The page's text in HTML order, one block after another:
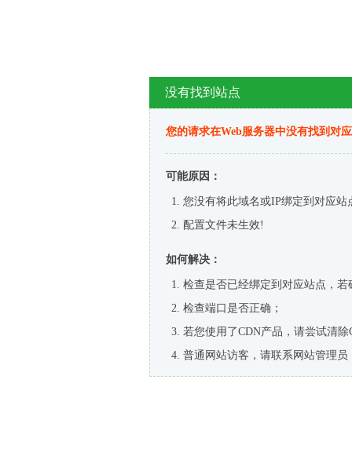
没有找到站点
您的请求在Web服务器中没有找到对
可能原因：
您没有将此域名或IP绑定到对应站
配置文件未生效!
如何解决：
检查是否已经绑定到对应站点，
检查端口是否正确；
若您使用了CDN产品，请尝试清除
普通网站访客，请联系网站管理员